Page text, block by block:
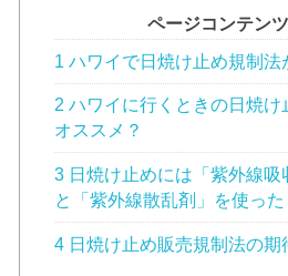
ページコンテンツ
1 ハワイで日焼け止め規制法
2 ハワイに行くときの日焼け
オススメ？
3 日焼け止めには「紫外線吸
と「紫外線散乱剤」を使っ
4 日焼け止め販売規制法の期